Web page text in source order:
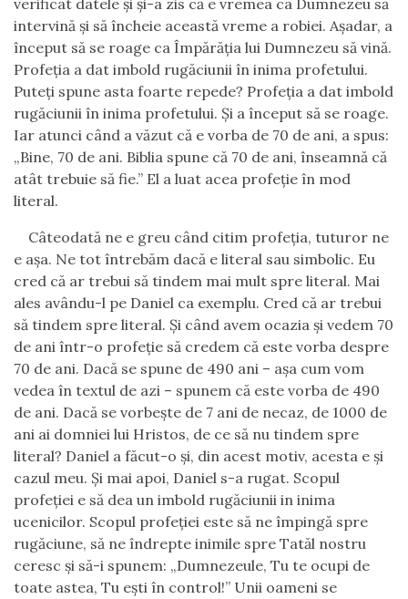
verificat datele și și-a zis că e vremea ca Dumnezeu să
intervină și să încheie această vreme a robiei. Așadar, a
început să se roage ca Împărăția lui Dumnezeu să vină.
Profeția a dat imbold rugăciunii în inima profetului.
Puteți spune asta foarte repede? Profeția a dat imbold
rugăciunii în inima profetului. Și a început să se roage.
Iar atunci când a văzut că e vorba de 70 de ani, a spus:
„Bine, 70 de ani. Biblia spune că 70 de ani, înseamnă că
atât trebuie să fie.” El a luat acea profeție în mod
literal.
Câteodată ne e greu când citim profeția, tuturor ne
e așa. Ne tot întrebăm dacă e literal sau simbolic. Eu
cred că ar trebui să tindem mai mult spre literal. Mai
ales avându-l pe Daniel ca exemplu. Cred că ar trebui
să tindem spre literal. Și când avem ocazia și vedem 70
de ani într-o profeție să credem că este vorba despre
70 de ani. Dacă se spune de 490 ani – așa cum vom
vedea în textul de azi – spunem că este vorba de 490
de ani. Dacă se vorbește de 7 ani de necaz, de 1000 de
ani ai domniei lui Hristos, de ce să nu tindem spre
literal? Daniel a făcut-o și, din acest motiv, acesta e și
cazul meu. Și mai apoi, Daniel s-a rugat. Scopul
profeției e să dea un imbold rugăciunii in inima
ucenicilor. Scopul profeției este să ne împingă spre
rugăciune, să ne îndrepte inimile spre Tatăl nostru
ceresc și să-i spunem: „Dumnezeule, Tu te ocupi de
toate astea, Tu ești în control!” Unii oameni se